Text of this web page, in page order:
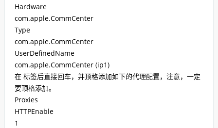
Hardware
com.apple.CommCenter
Type
com.apple.CommCenter
UserDefinedName
com.apple.CommCenter (ip1)
在 标签后直接回车，并顶格添加如下的代理配置，注意，一定
要顶格添加。
Proxies
HTTPEnable
1